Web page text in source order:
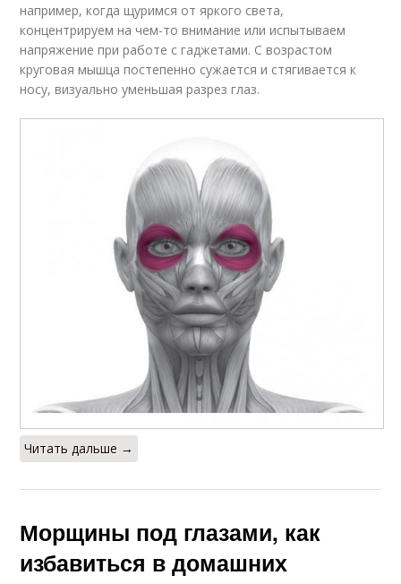
например, когда щуримся от яркого света,
концентрируем на чем-то внимание или испытываем
напряжение при работе с гаджетами. С возрастом
круговая мышца постепенно сужается и стягивается к
носу, визуально уменьшая разрез глаз.
Читать дальше →
Морщины под глазами, как
избавиться в домашних